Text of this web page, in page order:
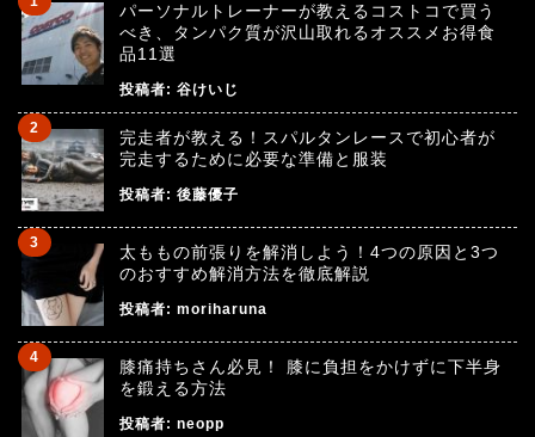
パーソナルトレーナーが教えるコストコで買う
べき、タンパク質が沢山取れるオススメお得食
品11選
投稿者: 谷けいじ
完走者が教える！スパルタンレースで初心者が
完走するために必要な準備と服装
投稿者: 後藤優子
太ももの前張りを解消しよう！4つの原因と3つ
のおすすめ解消方法を徹底解説
投稿者: moriharuna
膝痛持ちさん必見！ 膝に負担をかけずに下半身
を鍛える方法
投稿者: neopp